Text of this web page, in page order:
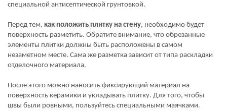
специальной антисептической грунтовкой.
Перед тем, как положить плитку на стену, необходимо будет
поверхность разметить. Обратите внимание, что обрезанные
элементы плитки должны быть расположены в самом
незаметном месте. Сама же разметка зависит от типа раскладки
отделочного материала.
После этого можно наносить фиксирующий материал на
поверхность керамики и укладывать плитку. Для того, чтобы
швы были ровными, пользуйтесь специальными маячками.